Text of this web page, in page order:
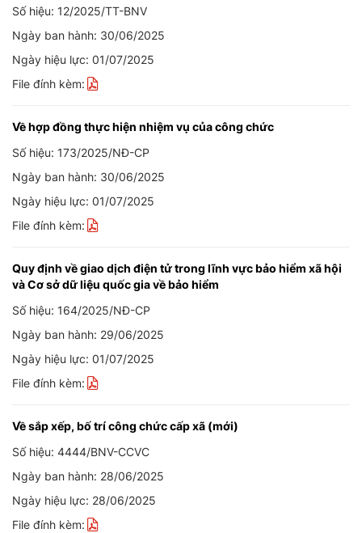
Số hiệu: 12/2025/TT-BNV
Ngày ban hành: 30/06/2025
Ngày hiệu lực: 01/07/2025
File đính kèm:
Về hợp đồng thực hiện nhiệm vụ của công chức
Số hiệu: 173/2025/NĐ-CP
Ngày ban hành: 30/06/2025
Ngày hiệu lực: 01/07/2025
File đính kèm:
Quy định về giao dịch điện tử trong lĩnh vực bảo hiểm xã hội
và Cơ sở dữ liệu quốc gia về bảo hiểm
Số hiệu: 164/2025/NĐ-CP
Ngày ban hành: 29/06/2025
Ngày hiệu lực: 01/07/2025
File đính kèm:
Về sắp xếp, bố trí công chức cấp xã (mới)
Số hiệu: 4444/BNV-CCVC
Ngày ban hành: 28/06/2025
Ngày hiệu lực: 28/06/2025
File đính kèm: